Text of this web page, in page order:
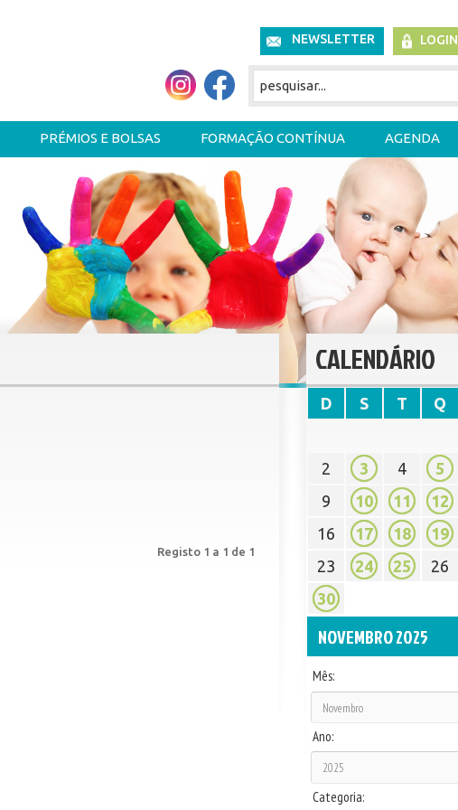
NEWSLETTER LOGIN
PRÉMIOS E BOLSAS FORMAÇÃO CONTÍNUA AGENDA
Registo 1 a 1 de 1
CALENDÁRIO
D S T Q
2
3 4 5
9
10 11 12
16
17 18 19
23
24 25 26
30
NOVEMBRO 2025
Mês:
Ano:
Categoria: